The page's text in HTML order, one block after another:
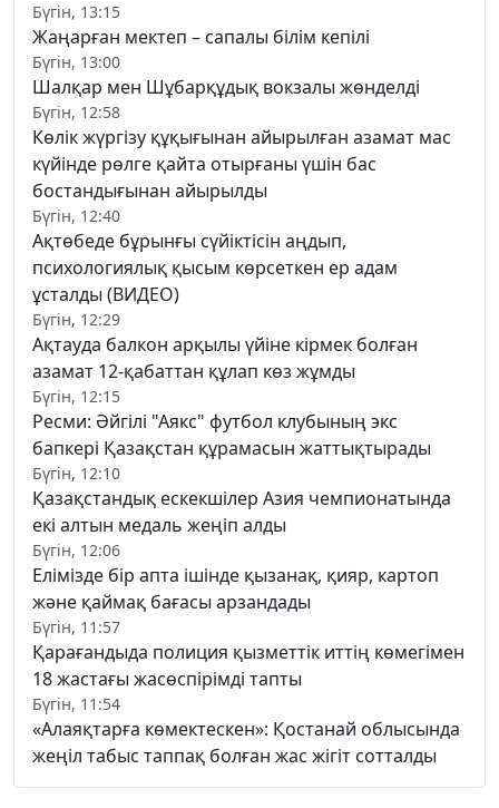
Бүгін, 13:15
Жаңарған мектеп – сапалы білім кепілі
Бүгін, 13:00
Шалқар мен Шұбарқұдық вокзалы жөнделді
Бүгін, 12:58
Көлік жүргізу құқығынан айырылған азамат мас
күйінде рөлге қайта отырғаны үшін бас
бостандығынан айырылды
Бүгін, 12:40
Ақтөбеде бұрынғы сүйіктісін аңдып,
психологиялық қысым көрсеткен ер адам
ұсталды (ВИДЕО)
Бүгін, 12:29
Ақтауда балкон арқылы үйіне кірмек болған
азамат 12-қабаттан құлап көз жұмды
Бүгін, 12:15
Ресми: Әйгілі "Аякс" футбол клубының экс
бапкері Қазақстан құрамасын жаттықтырады
Бүгін, 12:10
Қазақстандық ескекшілер Азия чемпионатында
екі алтын медаль жеңіп алды
Бүгін, 12:06
Елімізде бір апта ішінде қызанақ, қияр, картоп
және қаймақ бағасы арзандады
Бүгін, 11:57
Қарағандыда полиция қызметтік иттің көмегімен
18 жастағы жасөспірімді тапты
Бүгін, 11:54
«Алаяқтарға көмектескен»: Қостанай облысында
жеңіл табыс таппақ болған жас жігіт сотталды